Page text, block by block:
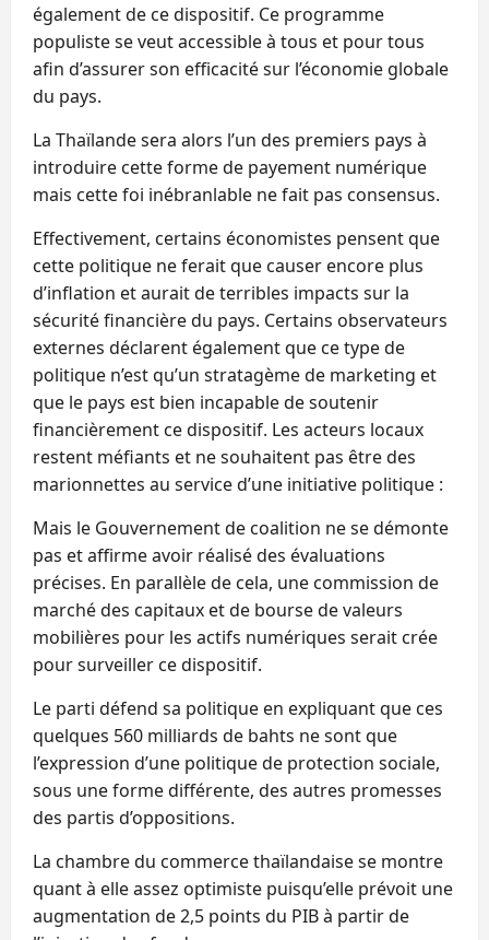
également de ce dispositif. Ce programme
populiste se veut accessible à tous et pour tous
afin d’assurer son efficacité sur l’économie globale
du pays.
La Thaïlande sera alors l’un des premiers pays à
introduire cette forme de payement numérique
mais cette foi inébranlable ne fait pas consensus.
Effectivement, certains économistes pensent que
cette politique ne ferait que causer encore plus
d’inflation et aurait de terribles impacts sur la
sécurité financière du pays. Certains observateurs
externes déclarent également que ce type de
politique n’est qu’un stratagème de marketing et
que le pays est bien incapable de soutenir
financièrement ce dispositif. Les acteurs locaux
restent méfiants et ne souhaitent pas être des
marionnettes au service d’une initiative politique :
Mais le Gouvernement de coalition ne se démonte
pas et affirme avoir réalisé des évaluations
précises. En parallèle de cela, une commission de
marché des capitaux et de bourse de valeurs
mobilières pour les actifs numériques serait crée
pour surveiller ce dispositif.
Le parti défend sa politique en expliquant que ces
quelques 560 milliards de bahts ne sont que
l’expression d’une politique de protection sociale,
sous une forme différente, des autres promesses
des partis d’oppositions.
La chambre du commerce thaïlandaise se montre
quant à elle assez optimiste puisqu’elle prévoit une
augmentation de 2,5 points du PIB à partir de